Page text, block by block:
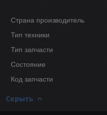
Страна производитель
Тип техники
Тип запчасти
Состояние
Код запчасти
Скрыть